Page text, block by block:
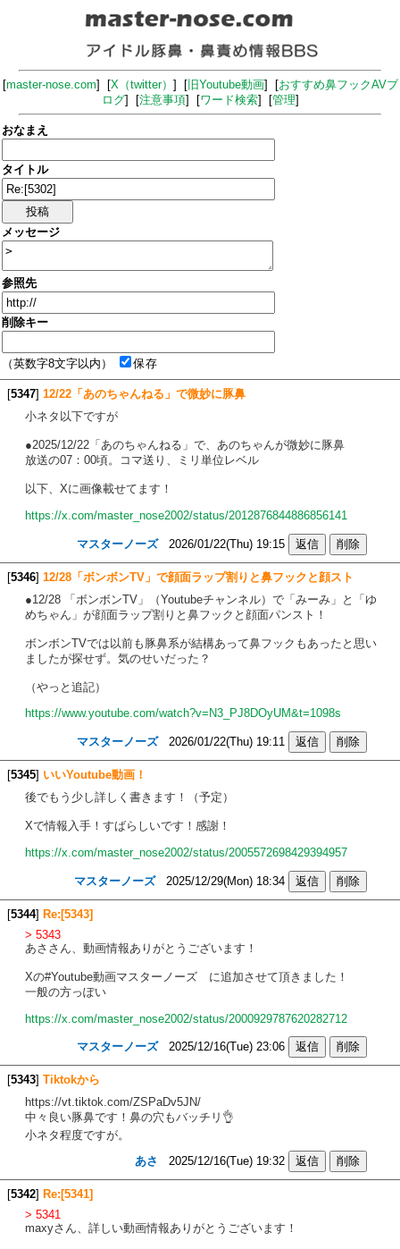
[master-nose.com] [X（twitter） ] [旧Youtube動画] [おすすめ鼻フックAVブ
ログ] [注意事項] [ワード検索] [管理]
おなまえ
タイトル
メッセージ
参照先
削除キー
（英数字8文字以内） 保存
[5347] 12/22「あのちゃんねる」で微妙に豚鼻
小ネタ以下ですが
●2025/12/22「あのちゃんねる」で、あのちゃんが微妙に豚鼻
放送の07：00頃。コマ送り、ミリ単位レベル
以下、Xに画像載せてます！
https://x.com/master_nose2002/status/2012876844886856141
マスターノーズ2026/01/22(Thu) 19:15
[5346] 12/28「ボンボンTV」で顔面ラップ割りと鼻フックと顔スト
●12/28 「ボンボンTV」（Youtubeチャンネル）で「みーみ」と「ゆ
めちゃん」が顔面ラップ割りと鼻フックと顔面パンスト！
ボンボンTVでは以前も豚鼻系が結構あって鼻フックもあったと思い
ましたが探せず。気のせいだった？
（やっと追記）
https://www.youtube.com/watch?v=N3_PJ8DOyUM&t=1098s
マスターノーズ2026/01/22(Thu) 19:11
[5345] いいYoutube動画！
後でもう少し詳しく書きます！（予定）
Xで情報入手！すばらしいです！感謝！
https://x.com/master_nose2002/status/2005572698429394957
マスターノーズ2025/12/29(Mon) 18:34
[5344] Re:[5343]
> 5343
あささん、動画情報ありがとうございます！
Xの#Youtube動画マスターノーズ に追加させて頂きました！
一般の方っぽい
https://x.com/master_nose2002/status/2000929787620282712
マスターノーズ2025/12/16(Tue) 23:06
[5343] Tiktokから
https://vt.tiktok.com/ZSPaDv5JN/
中々良い豚鼻です！鼻の穴もバッチリ👌
小ネタ程度ですが。
あさ
2025/12/16(Tue) 19:32
[5342] Re:[5341]
> 5341
maxyさん、詳しい動画情報ありがとうございます！